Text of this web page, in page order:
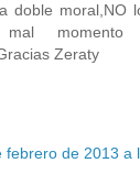
doble moral,NO
mal
Zeraty
febrero de 2013 a